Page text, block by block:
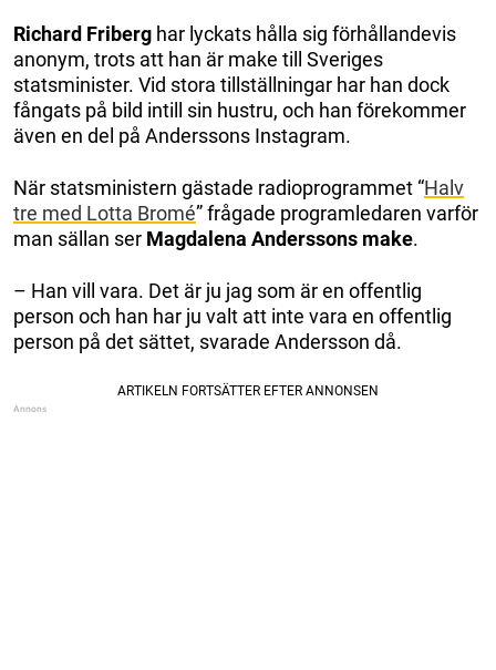
Richard Friberg har lyckats hålla sig förhållandevis
anonym, trots att han är make till Sveriges
statsminister. Vid stora tillställningar har han dock
fångats på bild intill sin hustru, och han förekommer
även en del på Anderssons Instagram.
När statsministern gästade radioprogrammet “Halv
tre med Lotta Bromé” frågade programledaren varför
man sällan ser Magdalena Anderssons make.
– Han vill vara. Det är ju jag som är en offentlig
person och han har ju valt att inte vara en offentlig
person på det sättet, svarade Andersson då.